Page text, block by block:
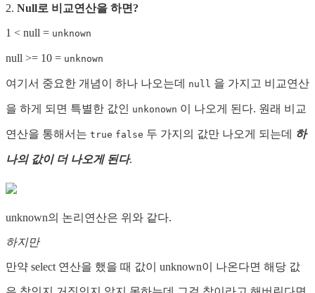
2. Null로 비교연산을 하면?
1 < null = unknown
null >= 10 = unknown
여기서 중요한 개념이 하나 나오는데 null 을 가지고 비교연산
을 하게 되면 특별한 값인 unkonown 이 나오게 된다. 원래 비교
연산을 통해서는 true false 두 가지의 값만 나오게 되는데 하
나의 값이 더 나오게 된다.
unknown의 논리연산은 위와 같다.
하지만
만약 select 연산을 했을 때 값이 unknown이 나온다면 해당 값